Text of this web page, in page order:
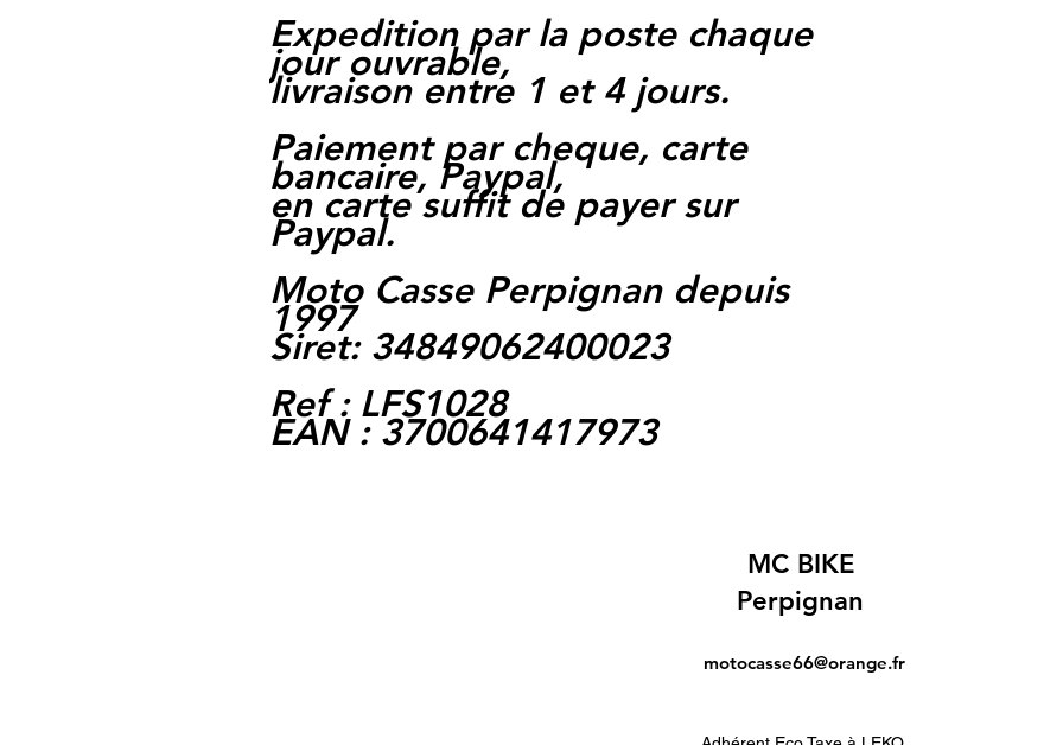
Expedition par la poste chaque
jour ouvrable,
livraison entre 1 et 4 jours.
Paiement par cheque, carte
bancaire, Paypal,
en carte suffit de payer sur
Paypal.
Moto Casse Perpignan depuis
1997
Siret: 34849062400023
Ref : LFS1028
EAN : 3700641417973
MC BIKE
Perpignan
motocasse66@orange.fr